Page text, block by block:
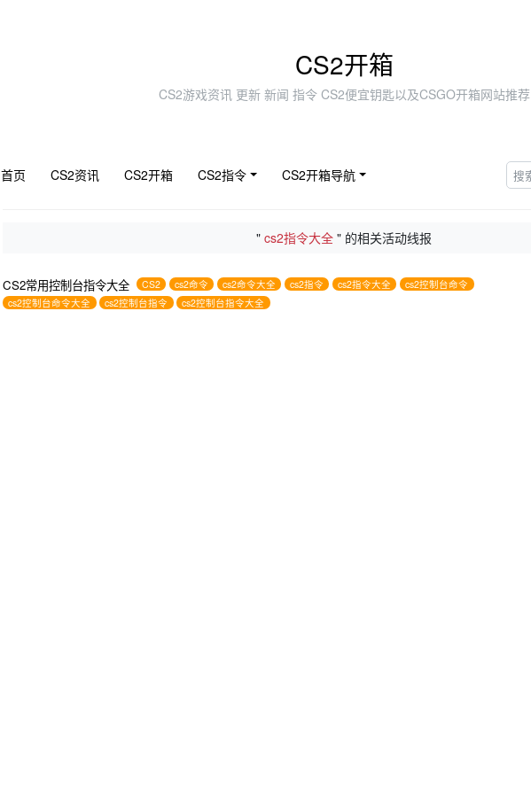
CS2开箱
CS2游戏资讯 更新 新闻 指令 CS2便宜钥匙以及CSGO开箱网站推荐
首页 CS2资讯 CS2开箱 CS2指令 CS2开箱导航
" cs2指令大全 " 的相关活动线报
CS2常用控制台指令大全 CS2 cs2命令 cs2命令大全 cs2指令 cs2指令大全
cs2控制台命令
cs2控制台命令大全
cs2控制台指令 cs2控制台指令大全